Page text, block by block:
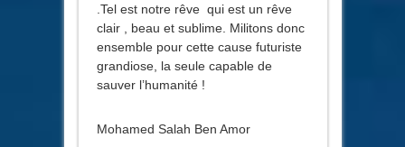
.Tel est notre rêve qui est un rêve
clair , beau et sublime. Militons donc
ensemble pour cette cause futuriste
grandiose, la seule capable de
sauver l’humanité !
Mohamed Salah Ben Amor